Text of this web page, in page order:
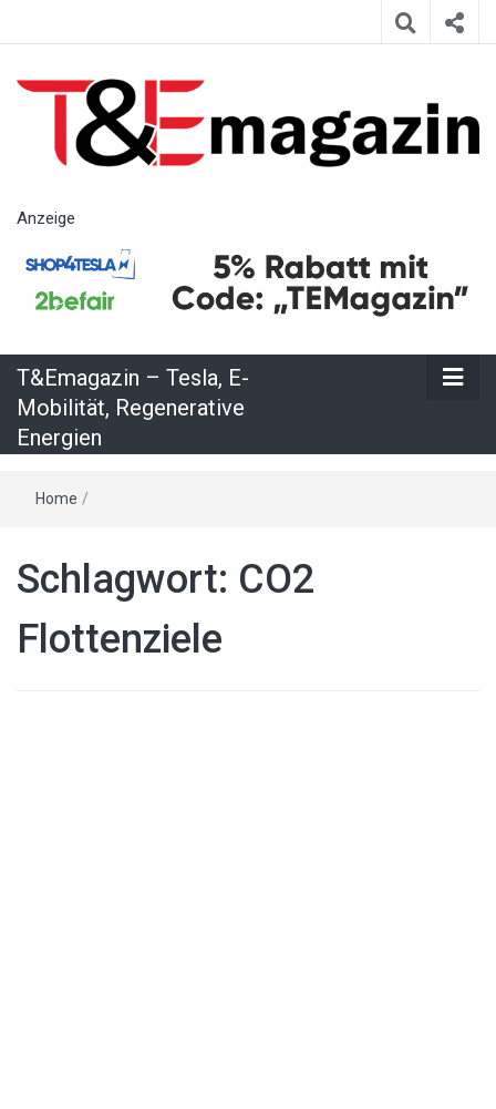
– Tesla, E-
Mobilität,
Regenerative
Energien
Anzeige
T&Emagazin – Tesla, E-
Mobilität, Regenerative
Energien
Home /
Schlagwort: CO2
Flottenziele